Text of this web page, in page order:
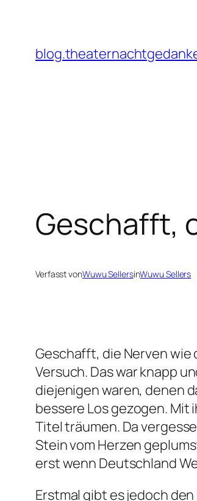
springen
Geschafft,
Verfasst vonWuwu SellersinWuwu Sellers
Geschafft, die Nerven
Versuch. Das war knapp
diejenigen waren, denen
bessere Los gezogen. Mit
Titel träumen. Da
Stein vom Herzen
erst wenn Deutschland
Erstmal gibt es jedoch